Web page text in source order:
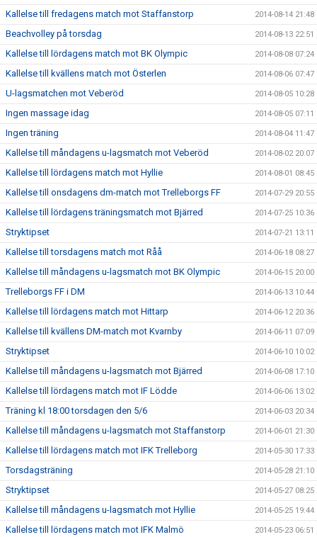
Kallelse till fredagens match mot Staffanstorp 2014-08-14 21:48
Beachvolley på torsdag 2014-08-13 22:51
Kallelse till lördagens match mot BK Olympic 2014-08-08 07:24
Kallelse till kvällens match mot Österlen 2014-08-06 07:47
U-lagsmatchen mot Veberöd 2014-08-05 10:28
Ingen massage idag 2014-08-05 07:11
Ingen träning 2014-08-04 11:47
Kallelse till måndagens u-lagsmatch mot Veberöd 2014-08-02 20:07
Kallelse till lördagens match mot Hyllie 2014-08-01 08:45
Kallelse till onsdagens dm-match mot Trelleborgs FF 2014-07-29 20:55
Kallelse till lördagens träningsmatch mot Bjärred 2014-07-25 10:36
Stryktipset 2014-07-21 13:11
Kallelse till torsdagens match mot Råå 2014-06-18 08:27
Kallelse till måndagens u-lagsmatch mot BK Olympic 2014-06-15 20:00
Trelleborgs FF i DM 2014-06-13 10:44
Kallelse till lördagens match mot Hittarp 2014-06-12 20:36
Kallelse till kvällens DM-match mot Kvarnby 2014-06-11 07:09
Stryktipset 2014-06-10 10:02
Kallelse till måndagens u-lagsmatch mot Bjärred 2014-06-08 17:10
Kallelse till lördagens match mot IF Lödde 2014-06-06 13:02
Träning kl 18:00 torsdagen den 5/6 2014-06-03 20:34
Kallelse till måndagens u-lagsmatch mot Staffanstorp 2014-06-01 21:30
Kallelse till lördagens match mot IFK Trelleborg 2014-05-30 17:33
Torsdagsträning 2014-05-28 21:10
Stryktipset 2014-05-27 08:25
Kallelse till måndagens u-lagsmatch mot Hyllie 2014-05-25 19:44
Kallelse till lördagens match mot IFK Malmö 2014-05-23 06:51